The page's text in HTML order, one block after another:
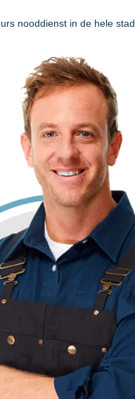
nooddienst in de hele stad